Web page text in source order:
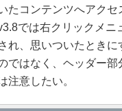
コンテンツへアクセ
では右クリックメニ
れ、思いついたときに
ではなく、ヘッダー部
注意したい。